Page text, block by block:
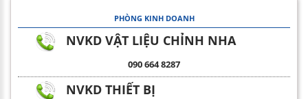
PHÒNG KINH DOANH
NVKD VẬT LIỆU CHỈNH NHA
090 664 8287
NVKD THIẾT BỊ